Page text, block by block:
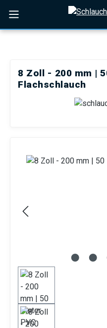
Zum Hauptinhalt springen
8 Zoll - 200 mm |
Flachschlauch
Bildergalerie